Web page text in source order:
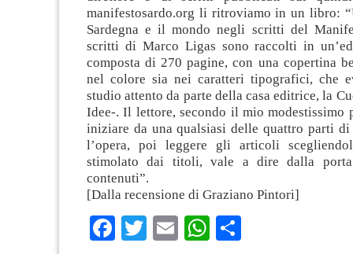
manifestosardo.org li ritroviamo in un libro:
Sardegna e il mondo negli scritti del
scritti di Marco Ligas sono raccolti in
composta di 270 pagine, con una copertina
nel colore sia nei caratteri tipografici, che
studio attento da parte della casa editrice, la
Idee-. Il lettore, secondo il mio modestissimo
iniziare da una qualsiasi delle quattro parti
l’opera, poi leggere gli articoli
stimolato dai titoli, vale a dire dalla
contenuti”.
[Dalla recensione di Graziano Pintori]
Facebook
TwitterEmailWhatsApp